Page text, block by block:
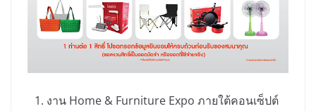
งาน Home & Furniture Expo ภายใต้คอนเซ็ปต์